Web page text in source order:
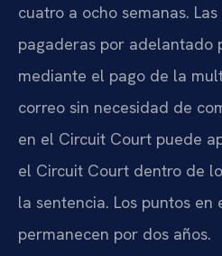
cuatro a ocho semanas.
pagaderas por adelantado
mediante el pago de la
correo sin necesidad de
en el Circuit Court puede
el Circuit Court dentro de
la sentencia. Los puntos
permanecen por dos años.